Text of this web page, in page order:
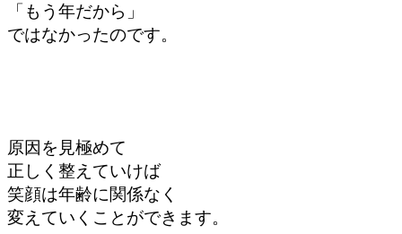
「もう年だから」
ではなかったのです。
原因を見極めて
正しく整えていけば
笑顔は年齢に関係なく
変えていくことができます。